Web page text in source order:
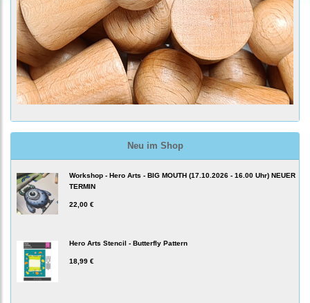
Neu im Shop
Workshop - Hero Arts - BIG MOUTH (17.10.2026 - 16.00 Uhr) NEUER
TERMIN
22,00 €
Hero Arts Stencil - Butterfly Pattern
18,99 €